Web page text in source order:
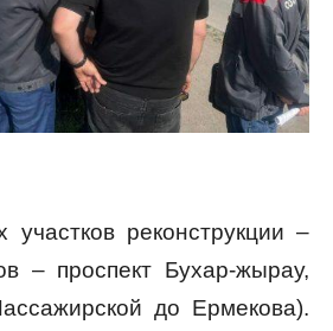
реконструкции –
– проспект Бухар-жырау,
до Ермекова).